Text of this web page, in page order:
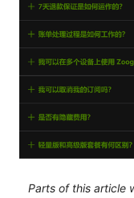
Parts of this article